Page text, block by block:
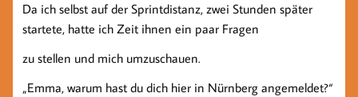
Da ich selbst auf der Sprintdistanz, zwei Stunden später
startete, hatte ich Zeit ihnen ein paar Fragen
zu stellen und mich umzuschauen.
„Emma, warum hast du dich hier in Nürnberg angemeldet?“